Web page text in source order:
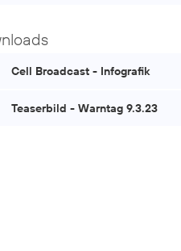
Cell Broadcast - Infografik
Teaserbild - Warntag 9.3.23